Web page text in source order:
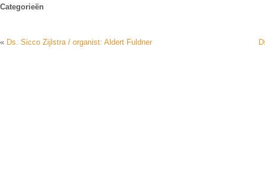
Categorieën
« Ds. Sicco Zijlstra / organist: Aldert Fuldner